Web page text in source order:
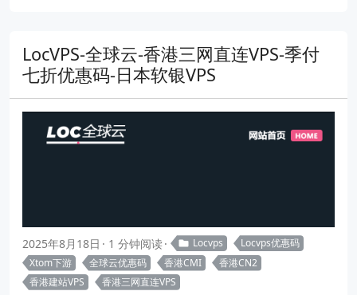
LocVPS-全球云-香港三网直连VPS-季付
七折优惠码-日本软银VPS
2025年8月18日 1 分钟阅读 Locvps
Locvps优惠码
Xtom下游
全球云优惠码 香港CMI
香港CN2
香港建站VPS
香港三网直连VPS